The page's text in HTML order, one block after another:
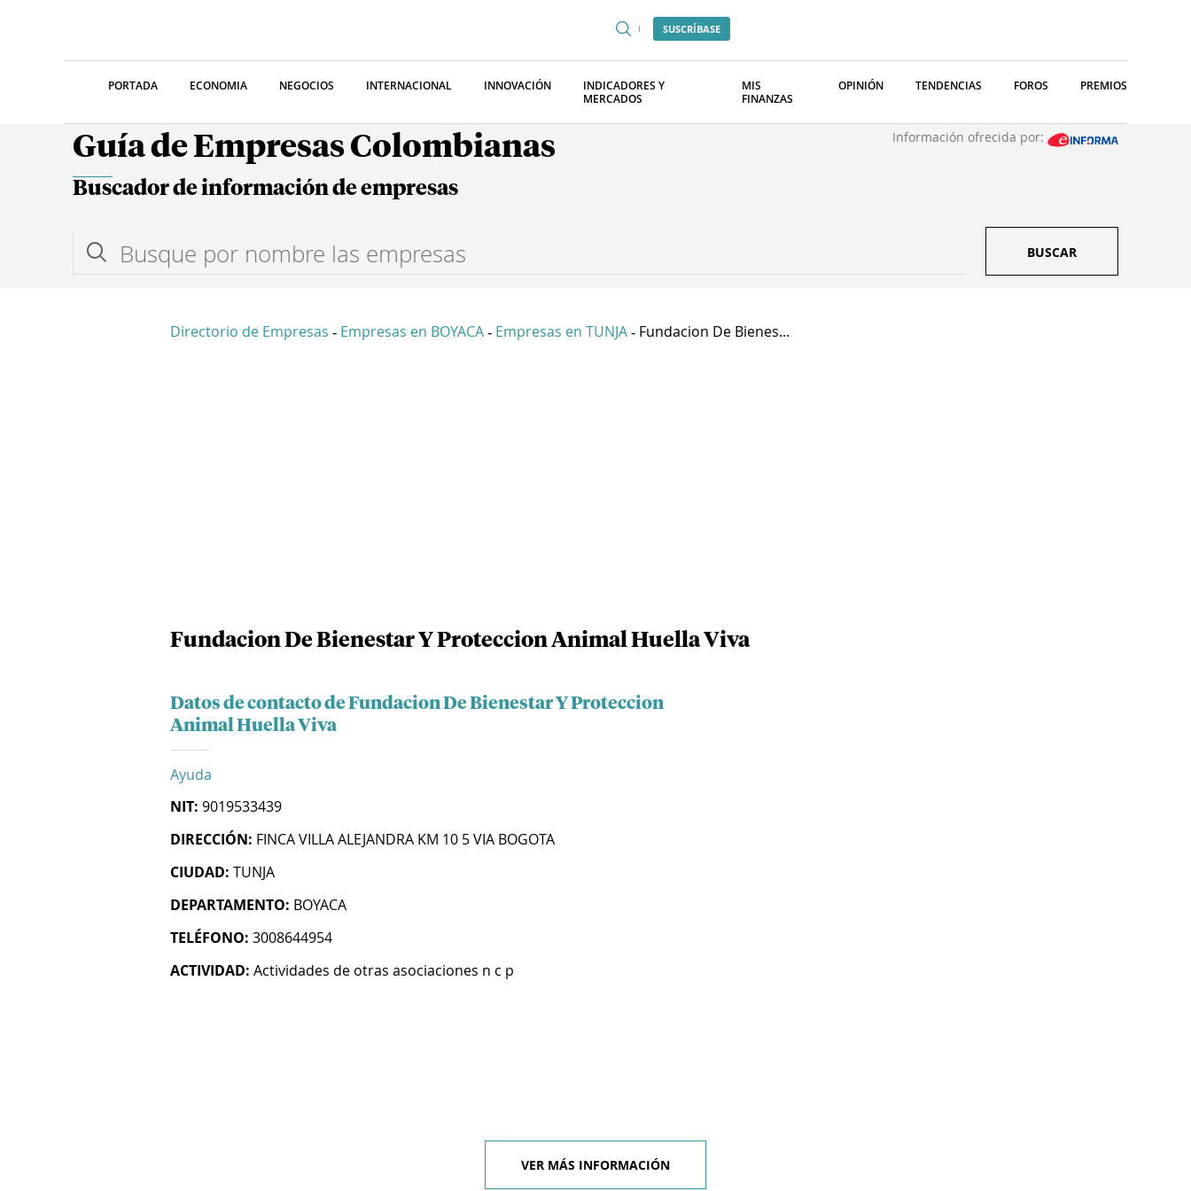
SUSCRÍBASE
PORTADA ECONOMIA NEGOCIOS INTERNACIONAL INNOVACIÓN
INDICADORES Y
MERCADOS
MIS
FINANZAS
OPINIÓN TENDENCIAS FOROS PREMIOS
Guía de Empresas Colombianas Información ofrecida por:
Buscador de información de empresas
BUSCAR
Directorio de Empresas - Empresas en BOYACA - Empresas en TUNJA - Fundacion De Bienes...
Fundacion De Bienestar Y Proteccion Animal Huella Viva
Datos de contacto de Fundacion De Bienestar Y Proteccion
Animal Huella Viva
Ayuda
NIT: 9019533439
DIRECCIÓN: FINCA VILLA ALEJANDRA KM 10 5 VIA BOGOTA
CIUDAD: TUNJA
DEPARTAMENTO: BOYACA
TELÉFONO: 3008644954
ACTIVIDAD: Actividades de otras asociaciones n c p
VER MÁS INFORMACIÓN